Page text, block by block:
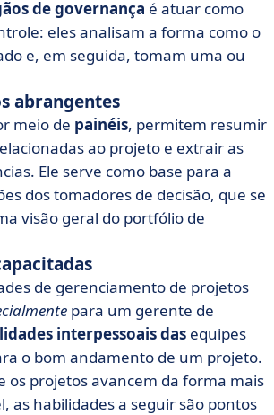
de governança é atuar como
eles analisam a forma como o
e, em seguida, tomam uma ou
abrangentes
meio de painéis, permitem resumir
ao projeto e extrair as
Ele serve como base para a
dos tomadores de decisão, que se
visão geral do portfólio de
de gerenciamento de projetos
para um gerente de
interpessoais das equipes
o bom andamento de um projeto.
os projetos avancem da forma mais
as habilidades a seguir são pontos